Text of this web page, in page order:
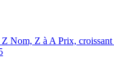
Z Nom, Z à A Prix, croissant